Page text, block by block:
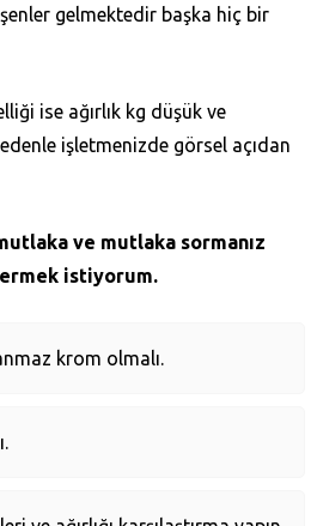
gelmektedir başka hiç bir
ise ağırlık kg düşük ve
işletmenizde görsel açıdan
ve mutlaka sormanız
istiyorum.
krom olmalı.